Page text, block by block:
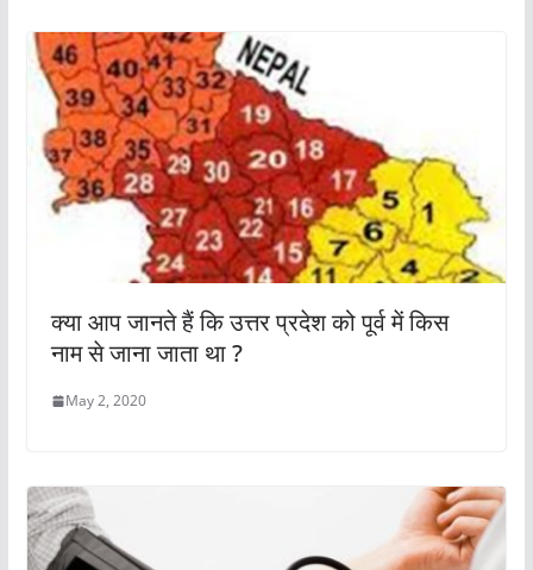
क्या आप जानते हैं कि उत्तर प्रदेश को पूर्व में किस
नाम से जाना जाता था ?
May 2, 2020